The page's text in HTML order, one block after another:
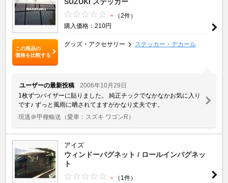
この商品の
価格を比較する
-
（2件）
購入価格：210円
グッズ・アクセサリー ステッカー・デカール
ユーザーの最新投稿
2006年10月29日
1枚ずつバイザーに貼りました。 純正チックでなかなかお気に入り
です♪ ずっと風雨に晒されてますがかなり丈夫です。
現逃＠甲種輸送 （愛車：スズキ ワゴンR）
アイズ
ウィンドーバグネット / ロールインバグネッ
ト
- （1件）